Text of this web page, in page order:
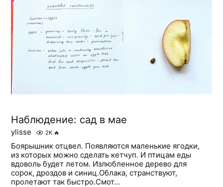
Наблюдение: сад в мае
ylisse 2K 🔥
Боярышник отцвел. Появляются маленькие ягодки,
из которых можно сделать кетчуп. И птицам еды
вдоволь будет летом. Излюбленное дерево для
сорок, дроздов и синиц.Облака, странствуют,
пролетают так быстро.Смот...